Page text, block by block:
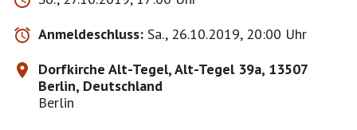
Anmeldeschluss: Sa., 26.10.2019, 20:00 Uhr
Dorfkirche Alt-Tegel, Alt-Tegel 39a, 13507
Berlin, Deutschland
Berlin